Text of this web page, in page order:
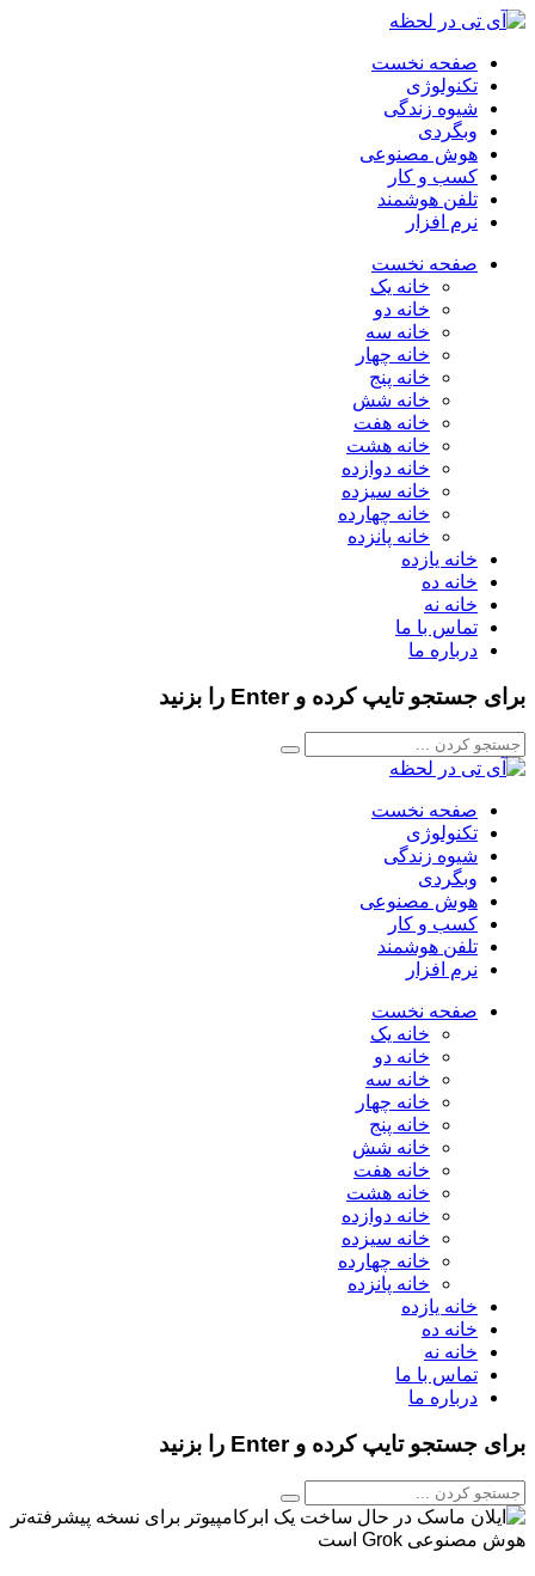
صفحه نخست
تکنولوژی
شیوه زندگی
وبگردی
هوش مصنوعی
کسب و کار
تلفن هوشمند
نرم افزار
صفحه نخست
خانه یک
خانه دو
خانه سه
خانه چهار
خانه پنج
خانه شش
خانه هفت
خانه هشت
خانه دوازده
خانه سیزده
خانه چهارده
خانه پانزده
خانه یازده
خانه ده
خانه نه
تماس با ما
درباره ما
برای جستجو تایپ کرده و Enter را بزنید
صفحه نخست
تکنولوژی
شیوه زندگی
وبگردی
هوش مصنوعی
کسب و کار
تلفن هوشمند
نرم افزار
صفحه نخست
خانه یک
خانه دو
خانه سه
خانه چهار
خانه پنج
خانه شش
خانه هفت
خانه هشت
خانه دوازده
خانه سیزده
خانه چهارده
خانه پانزده
خانه یازده
خانه ده
خانه نه
تماس با ما
درباره ما
برای جستجو تایپ کرده و Enter را بزنید